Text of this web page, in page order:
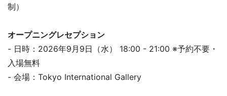
制）
オープニングレセプション
- 日時：2026年9月9日（水） 18:00 - 21:00 ※予約不要・
入場無料
- 会場：Tokyo International Gallery